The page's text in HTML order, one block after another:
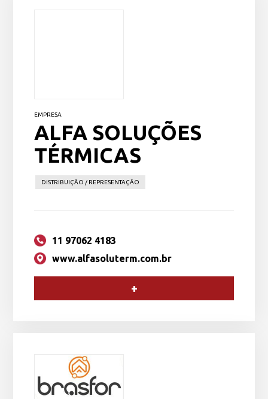
EMPRESA
ALFA SOLUÇÕES
TÉRMICAS
DISTRIBUIÇÃO / REPRESENTAÇÃO
11 97062 4183
www.alfasoluterm.com.br
+